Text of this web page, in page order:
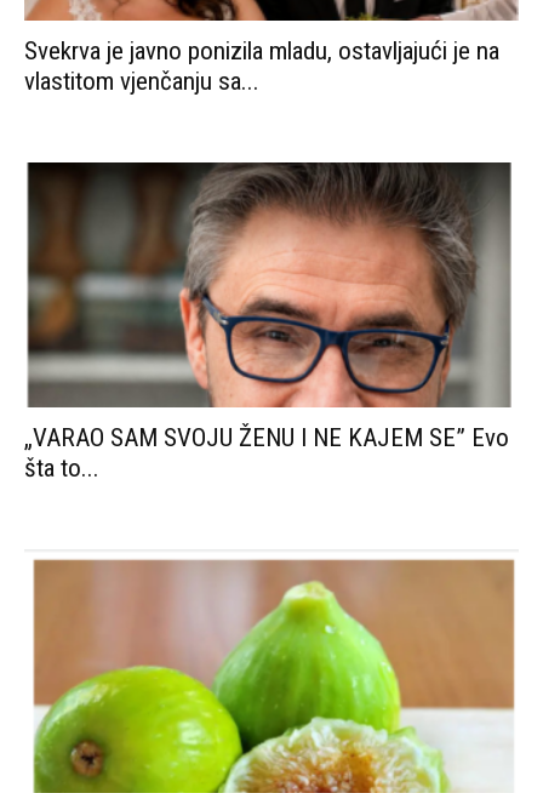
Svekrva je javno ponizila mladu, ostavljajući je na
vlastitom vjenčanju sa...
„VARAO SAM SVOJU ŽENU I NE KAJEM SE” Evo
šta to...